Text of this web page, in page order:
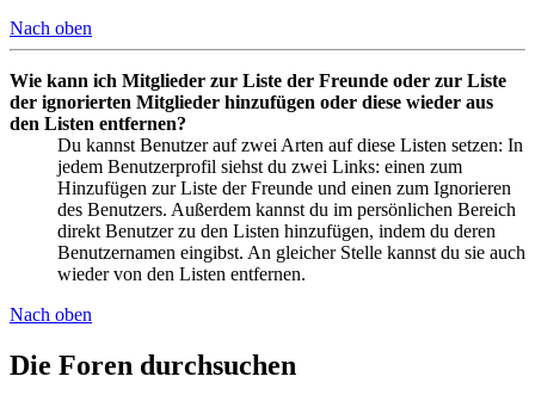
Nach oben
Wie kann ich Mitglieder zur Liste der Freunde oder zur Liste
der ignorierten Mitglieder hinzufügen oder diese wieder aus
den Listen entfernen?
Du kannst Benutzer auf zwei Arten auf diese Listen setzen: In
jedem Benutzerprofil siehst du zwei Links: einen zum
Hinzufügen zur Liste der Freunde und einen zum Ignorieren
des Benutzers. Außerdem kannst du im persönlichen Bereich
direkt Benutzer zu den Listen hinzufügen, indem du deren
Benutzernamen eingibst. An gleicher Stelle kannst du sie auch
wieder von den Listen entfernen.
Nach oben
Die Foren durchsuchen